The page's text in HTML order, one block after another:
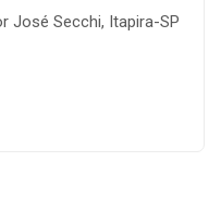
José Secchi, Itapira-SP